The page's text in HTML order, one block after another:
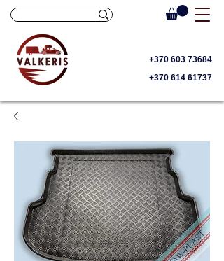
+370 603 73684
+370 614 61737